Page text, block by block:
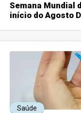
Semana Mundial
início do Agosto
Saúde